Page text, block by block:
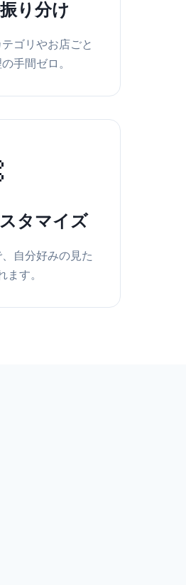
り分け
ゴリやお店ごと
手間ゼロ。
タマイズ
自分好みの見た
ます。